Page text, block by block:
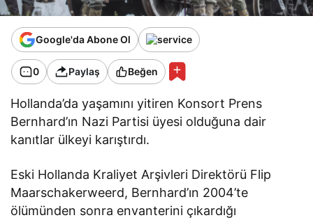
Google'da Abone Ol
0 Paylaş Beğen
Hollanda’da yaşamını yitiren Konsort Prens
Bernhard’ın Nazi Partisi üyesi olduğuna dair
kanıtlar ülkeyi karıştırdı.
Eski Hollanda Kraliyet Arşivleri Direktörü Flip
Maarschakerweerd, Bernhard’ın 2004’te
ölümünden sonra envanterini çıkardığı